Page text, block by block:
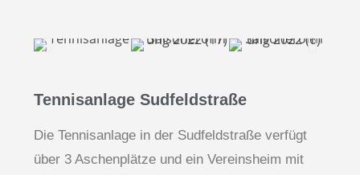
Tennisanlage Sudfeldstraße
Die Tennisanlage in der Sudfeldstraße verfügt
über 3 Aschenplätze und ein Vereinsheim mit